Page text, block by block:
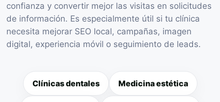
confianza y convertir mejor las visitas en solicitudes
de información. Es especialmente útil si tu clínica
necesita mejorar SEO local, campañas, imagen
digital, experiencia móvil o seguimiento de leads.
Clínicas dentales Medicina estética